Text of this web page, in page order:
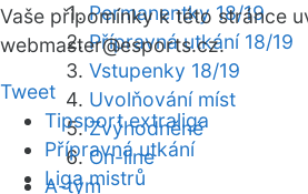
Permanentky 18/19
Přípravná utkání 18/19
Vstupenky 18/19
Uvolňování míst
Zvýhodněné
On-line
A-tým
Vaše připomínky k této stránce
webmaster@esports.cz.
Tweet
Tipsport extraliga
Přípravná utkání
Liga mistrů